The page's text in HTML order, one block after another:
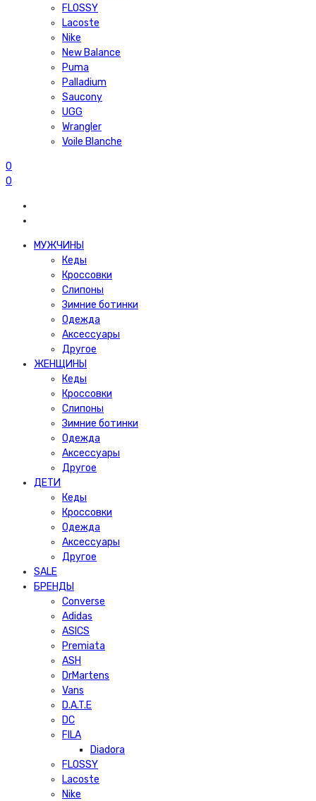
FLOSSY
Lacoste
Nike
New Balance
Puma
Palladium
Saucony
UGG
Wrangler
Voile Blanche
0
0
МУЖЧИНЫ
Кеды
Кроссовки
Слипоны
Зимние ботинки
Одежда
Аксессуары
Другое
ЖЕНЩИНЫ
Кеды
Кроссовки
Слипоны
Зимние ботинки
Одежда
Аксессуары
Другое
ДЕТИ
Кеды
Кроссовки
Одежда
Аксессуары
Другое
SALE
БРЕНДЫ
Converse
Adidas
ASICS
Premiata
ASH
DrMartens
Vans
D.A.T.E
DC
FILA
Diadora
FLOSSY
Lacoste
Nike